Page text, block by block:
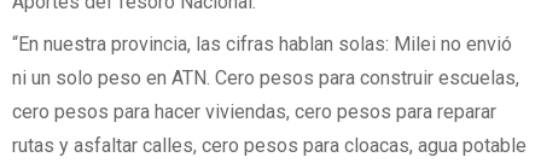
“En nuestra provincia, las cifras hablan solas: Milei no envió
ni un solo peso en ATN. Cero pesos para construir escuelas,
cero pesos para hacer viviendas, cero pesos para reparar
rutas y asfaltar calles, cero pesos para cloacas, agua potable